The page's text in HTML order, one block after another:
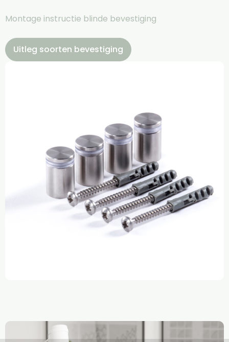
Montage instructie blinde bevestiging
Uitleg soorten bevestiging